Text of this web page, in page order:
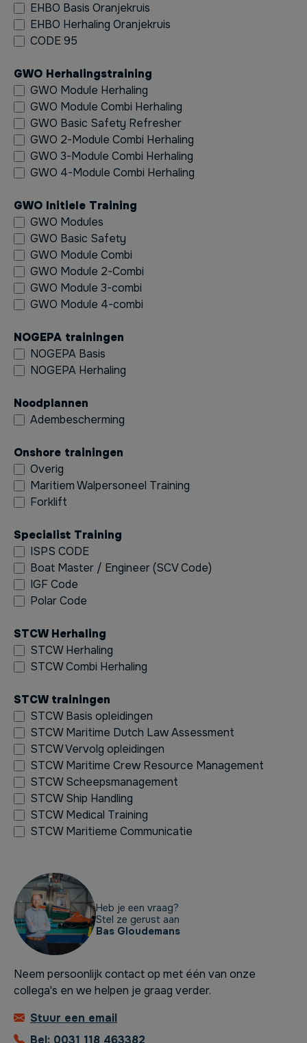
EHBO Basis Oranjekruis
EHBO Herhaling Oranjekruis
CODE 95
GWO Herhalingstraining
GWO Module Herhaling
GWO Module Combi Herhaling
GWO Basic Safety Refresher
GWO 2-Module Combi Herhaling
GWO 3-Module Combi Herhaling
GWO 4-Module Combi Herhaling
GWO Initiele Training
GWO Modules
GWO Basic Safety
GWO Module Combi
GWO Module 2-Combi
GWO Module 3-combi
GWO Module 4-combi
NOGEPA trainingen
NOGEPA Basis
NOGEPA Herhaling
Noodplannen
Adembescherming
Onshore trainingen
Overig
Maritiem Walpersoneel Training
Forklift
Specialist Training
ISPS CODE
Boat Master / Engineer (SCV Code)
IGF Code
Polar Code
STCW Herhaling
STCW Herhaling
STCW Combi Herhaling
STCW trainingen
STCW Basis opleidingen
STCW Maritime Dutch Law Assessment
STCW Vervolg opleidingen
STCW Maritime Crew Resource Management
STCW Scheepsmanagement
STCW Ship Handling
STCW Medical Training
STCW Maritieme Communicatie
Heb je een vraag?
Stel ze gerust aan
Bas Gloudemans
Neem persoonlijk contact op met één van onze
collega's en we helpen je graag verder.
Stuur een email